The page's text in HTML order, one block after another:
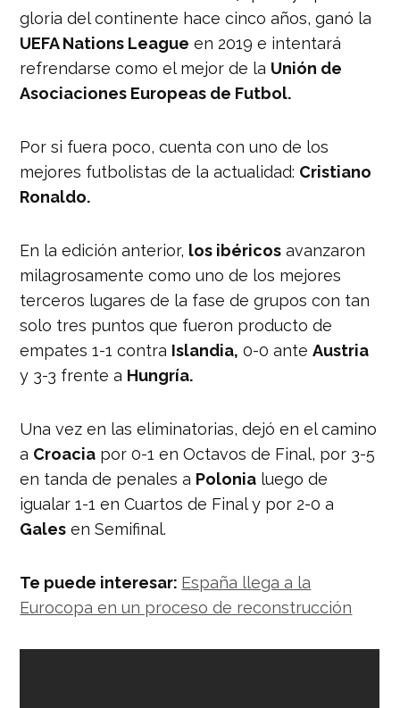
gloria del continente hace cinco años, ganó la
UEFA Nations League en 2019 e intentará
refrendarse como el mejor de la Unión de
Asociaciones Europeas de Futbol.
Por si fuera poco, cuenta con uno de los
mejores futbolistas de la actualidad: Cristiano
Ronaldo.
En la edición anterior, los ibéricos avanzaron
milagrosamente como uno de los mejores
terceros lugares de la fase de grupos con tan
solo tres puntos que fueron producto de
empates 1-1 contra Islandia, 0-0 anteAustria
y 3-3 frente a Hungría.
Una vez en las eliminatorias, dejó en el camino
a Croacia por 0-1 en Octavos de Final, por 3-5
en tanda de penales a Polonia luego de
igualar 1-1 en Cuartos de Final y por 2-0 a
Gales en Semifinal.
Te puede interesar: España llega a la
Eurocopa en un proceso de reconstrucción